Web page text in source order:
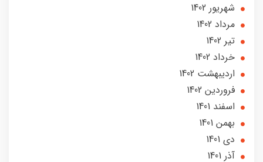
شهریور 1402
مرداد 1402
تير 1402
خرداد 1402
ارديبهشت 1402
فروردین 1402
اسفند 1401
بهمن 1401
دی 1401
آذر 1401